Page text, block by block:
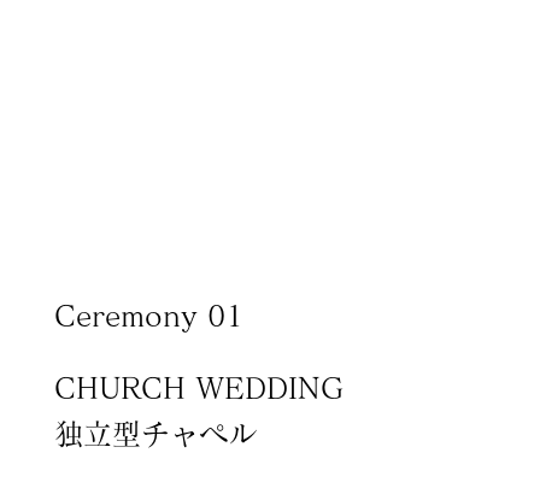
CHURCH WEDDING
​独立型チャペル
​Ceremony 01